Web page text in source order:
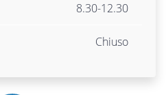
8.30-12.30
Chiuso